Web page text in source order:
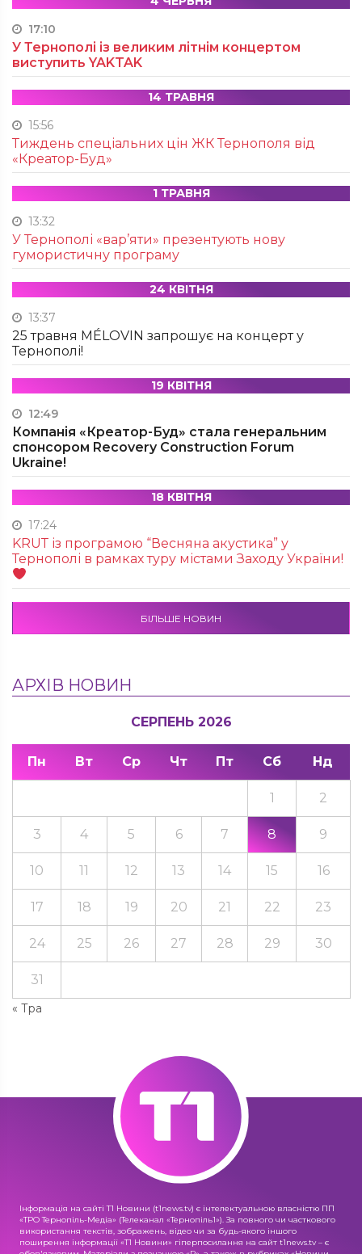
17:10
У Тернополі із великим літнім концертом
виступить YAKTAK
14 ТРАВНЯ
15:56
Тиждень спеціальних цін ЖК Тернополя від
«Креатор-Буд»
1 ТРАВНЯ
13:32
У Тернополі «вар’яти» презентують нову
гумористичну програму
24 КВІТНЯ
13:37
25 травня MÉLOVIN запрошує на концерт у
Тернополі!
19 КВІТНЯ
12:49
Компанія «Креатор-Буд» стала генеральним
спонсором Recovery Construction Forum
Ukraine!
18 КВІТНЯ
17:24
KRUТ із програмою “Весняна акустика” у
Тернополі в рамках туру містами Заходу України!
БІЛЬШЕ НОВИН
АРХІВ НОВИН
СЕРПЕНЬ 2026
Пн Вт Ср Чт Пт Сб Нд
« Тра
1 2
3 4 5 6 7 8 9
10 11 12 13 14 15 16
17 18 19 20 21 22 23
24 25 26 27 28 29 30
31
Інформація на сайті Т1 Новини (t1news.tv) є інтелектуальною власністю ПП
«ТРО Тернопіль-Медіа» (Телеканал «Тернопіль1»). За повного чи часткового
використання текстів, зображень, відео чи за будь-якого іншого
поширення інформації «Т1 Новини» гіперпосилання на сайт t1news.tv – є